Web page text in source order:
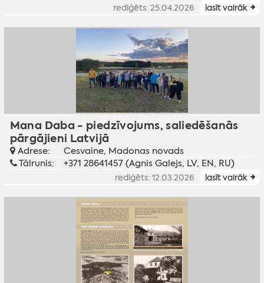
rediģēts: 25.04.2026 lasīt vairāk
Mana Daba - piedzīvojums, saliedēšanās
pārgājieni Latvijā
Adrese:
Cesvaine, Madonas novads
Tālrunis:
+371 28641457 (Agnis Galejs, LV, EN, RU)
rediģēts: 12.03.2026 lasīt vairāk